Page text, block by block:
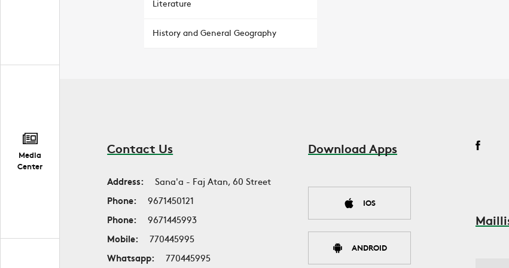
Media
Center
Literature
History and General Geography
Contact Us
Address:
Sana'a - Faj Atan, 60 Street
Phone:
9671450121
Phone:
9671445993
Mobile:
770445995
Whatsapp:
770445995
Download Apps
IOS
ANDROID